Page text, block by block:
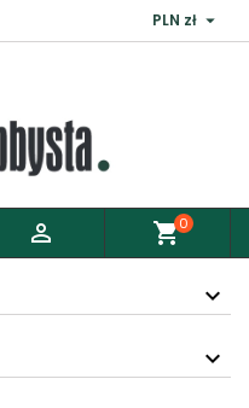
PLN zł 
 shopping_cart0
×
musisz się
Zaloguj